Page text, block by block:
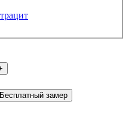
Бесплатный замер